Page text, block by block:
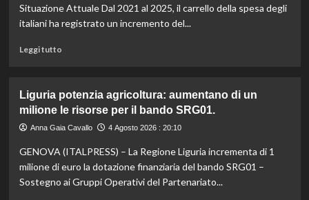
per
le
colpite
da
calamità.
Situazione Attuale Dal 2021 al 2025, il carrello della spesa degli
italiani ha registrato un incremento del...
Leggi tuttoLeggi
Ultraprocessati
e
salute:
mangiare
bene
con
Liguria potenzia agricoltura: aumentano di un
milione le risorse per il bando SRG01.
Anna Gaia Cavallo 4 Agosto 2026 : 20:10
GENOVA (ITALPRESS) – La Regione Liguria incrementa di 1
milione di euro la dotazione finanziaria del bando SRG01 –
Sostegno ai Gruppi Operativi del Partenariato...